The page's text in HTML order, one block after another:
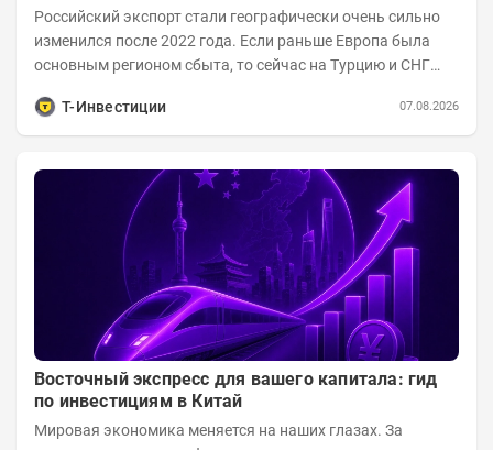
Российский экспорт стали географически очень сильно
изменился после 2022 года. Если раньше Европа была
основным регионом сбыта, то сейчас на Турцию и СНГ
Т-Инвестиции
07.08.2026
Восточный экспресс для вашего капитала: гид
по инвестициям в Китай
Мировая экономика меняется на наших глазах. За